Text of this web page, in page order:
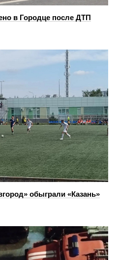
в Городце после ДТП
обыграли «Казань»